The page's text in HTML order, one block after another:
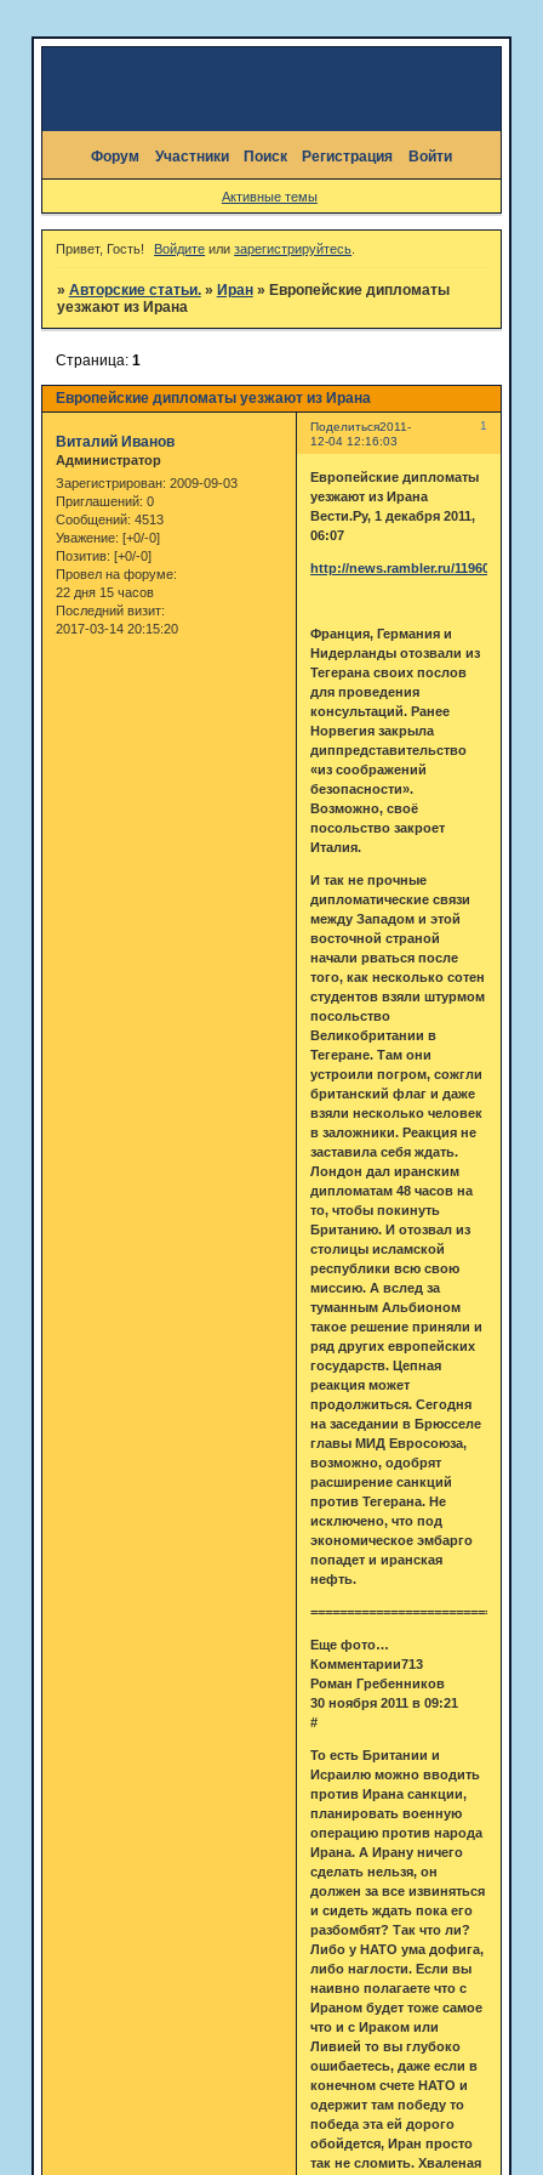
Форум Участники Поиск Регистрация Войти
Активные темы
Привет, Гость! Войдите илизарегистрируйтесь
» Авторские статьи. » Иран » Европейские дипломаты
уезжают из Ирана
Европейские дипломаты уезжают из Ирана
Страница: 1
Поделиться 1
2011-
12-04 12:16:03
Виталий Иванов
Администратор
Зарегистрирован: 2009-09-03
Приглашений: 0
Сообщений: 4513
Уважение: [+0/-0]
Позитив: [+0/-0]
Провел на форуме:
22 дня 15 часов
Последний визит:
2017-03-14 20:15:20
Европейские дипломаты
уезжают из Ирана
Вести.Ру, 1 декабря 2011,
06:07
http://news.rambler.ru/11960137/
Франция, Германия и
Нидерланды отозвали из
Тегерана своих послов
для проведения
консультаций. Ранее
Норвегия закрыла
диппредставительство
«из соображений
безопасности».
Возможно, своё
посольство закроет
Италия.
И так не прочные
дипломатические связи
между Западом и этой
восточной страной
начали рваться после
того, как несколько сотен
студентов взяли штурмом
посольство
Великобритании в
Тегеране. Там они
устроили погром, сожгли
британский флаг и даже
взяли несколько человек
в заложники. Реакция не
заставила себя ждать.
Лондон дал иранским
дипломатам 48 часов на
то, чтобы покинуть
Британию. И отозвал из
столицы исламской
республики всю свою
миссию. А вслед за
туманным Альбионом
такое решение приняли и
ряд других европейских
государств. Цепная
реакция может
продолжиться. Сегодня
на заседании в Брюсселе
главы МИД Евросоюза,
возможно, одобрят
расширение санкций
против Тегерана. Не
исключено, что под
экономическое эмбарго
попадет и иранская
нефть.
===============================
Еще фото…
Комментарии713
Роман Гребенников
30 ноября 2011 в 09:21
#
То есть Британии и
Исраилю можно вводить
против Ирана санкции,
планировать военную
операцию против народа
Ирана. А Ирану ничего
сделать нельзя, он
должен за все извиняться
и сидеть ждать пока его
разбомбят? Так что ли?
Либо у НАТО ума дофига,
либо наглости. Если вы
наивно полагаете что с
Ираном будет тоже самое
что и с Ираком или
Ливией то вы глубоко
ошибаетесь, даже если в
конечном счете НАТО и
одержит там победу то
победа эта ей дорого
обойдется, Иран просто
так не сломить. Хваленая